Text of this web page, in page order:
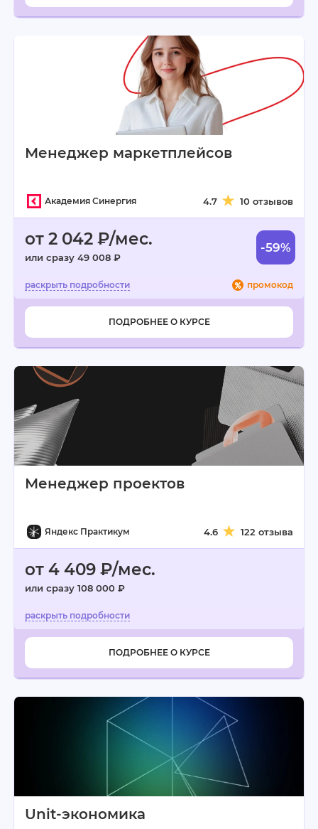
Менеджер маркетплейсов
Академия Синергия 4.7 10 отзывов
от 2 042 ₽/мес.
или сразу 49 008 ₽
-59%
промокод
ПОДРОБНЕЕ О КУРСЕ
Менеджер проектов
Яндекс Практикум 4.6 122 отзыва
от 4 409 ₽/мес.
или сразу 108 000 ₽
ПОДРОБНЕЕ О КУРСЕ
Unit-экономика